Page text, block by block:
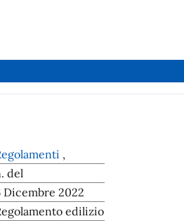
,
del
Dicembre 2022
edilizio